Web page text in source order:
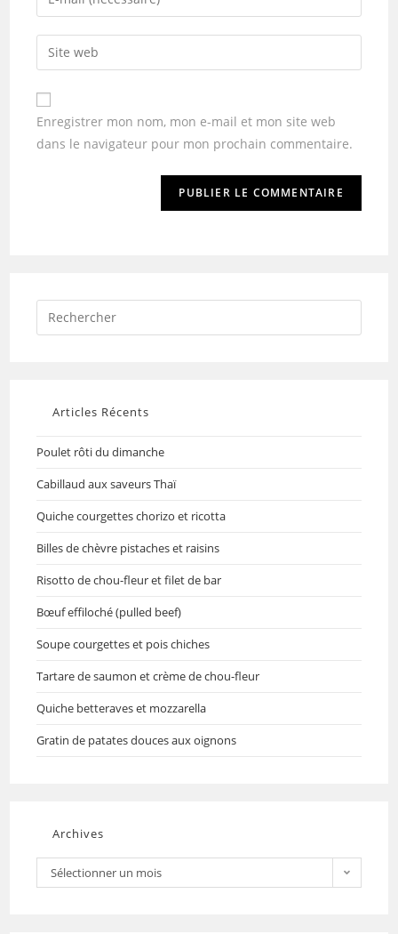
Enregistrer mon nom, mon e-mail et mon site web
dans le navigateur pour mon prochain commentaire.
Articles Récents
Poulet rôti du dimanche
Cabillaud aux saveurs Thaï
Quiche courgettes chorizo et ricotta
Billes de chèvre pistaches et raisins
Risotto de chou-fleur et filet de bar
Bœuf effiloché (pulled beef)
Soupe courgettes et pois chiches
Tartare de saumon et crème de chou-fleur
Quiche betteraves et mozzarella
Gratin de patates douces aux oignons
Archives
Sélectionner un mois